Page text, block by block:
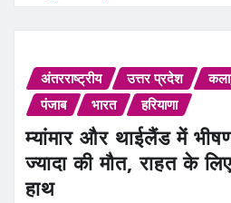
अंतरराष्ट्रीय उत्तर प्रदेश
पंजाब
भारत हरियाणा
म्यांमार और थाईलैंड में
ज्यादा की मौत, राहत के
हाथ